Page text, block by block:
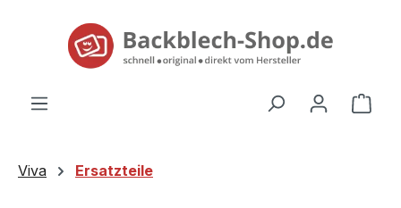
springen
Viva Ersatzteile